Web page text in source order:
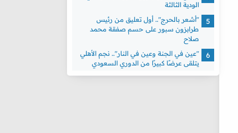
الودية الثالثة
"أشعر بالحرج".. أول تعليق من رئيس
طرابزون سبور على حسم صفقة محمد
صلاح
"عين في الجنة وعين في النار".. نجم الأهلي
يتلقى عرضًا كبيرًا من الدوري السعودي